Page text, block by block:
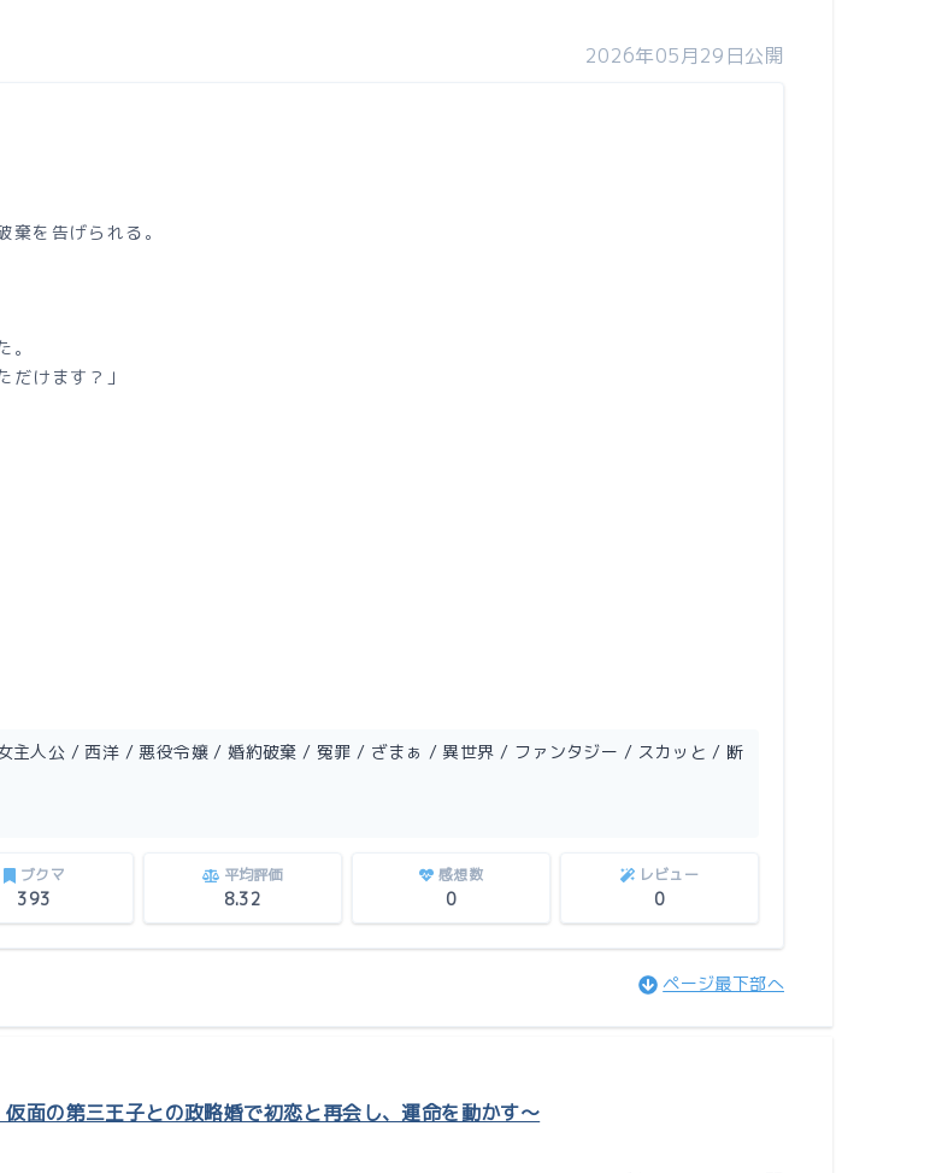
2026年05月29日公開
を告げられる。
だけます？」
主人公 / 西洋 / 悪役令嬢 / 婚約破棄 / 冤罪 / ざまぁ / 異世界 / ファンタジー / スカッと / 断
ブクマ
393
平均評価
8.32
感想数
0
レビュー
0
ページ最下部へ
面の第三王子との政略婚で初恋と再会し、運命を動かす〜